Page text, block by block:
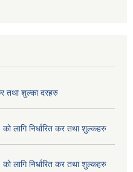
तथा शुल्का दरहरु
लागि निर्धारित कर तथा शुल्कहरु
लागि निर्धारित कर तथा शुल्कहरु